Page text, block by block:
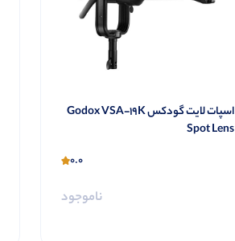
اسپات لایت گودکس Godox VSA-19K
Spot Lens
0.0
ناموجود